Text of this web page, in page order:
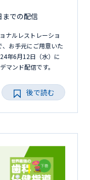
での配信
ナルレストレーショ
、お手元にご用意いた
年6月12日（水）に
マンド配信です。
後で読む